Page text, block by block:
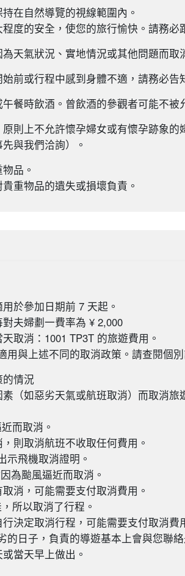
在自然導覽的視線範圍內。
度的安全，使您的旅行愉快。請務必
天氣狀況、實地情況或其他問題而取
前或行程中感到身體不適，請務必告
餐時飲酒。曾飲酒的參觀者可能不被
則上不允許懷孕婦女或有懷孕跡象
與我們洽詢）。
品。
重物品的遺失或損壞負責。
於參加日期前 7 天起。
夫婦劃一費率為 ¥ 2,000
取消：1001 TP3T 的旅遊費用。
用與上述不同的取消政策。請查閱個
情況
（如惡劣天氣或航班取消）而取消旅
而取消。
則取消航班不收取任何費用。
示飛機取消證明。
為颱風逼近而取消。
消，可能需要支付取消費用。
所以取消了行程。
決定取消行程，可能需要支付取消費
的日子，負責的導遊基本上會與您聯
當天早上做出。